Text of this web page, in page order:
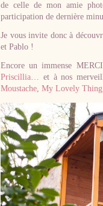
de celle de mon amie
participation de dernière
Je vous invite donc à
et Pablo !
Encore un immense
Priscillia… et à nos
Moustache, My Lovely Thing